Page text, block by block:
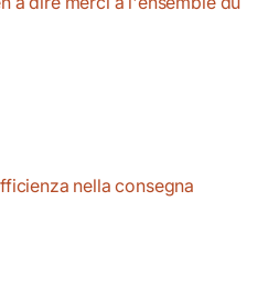
nella consegna